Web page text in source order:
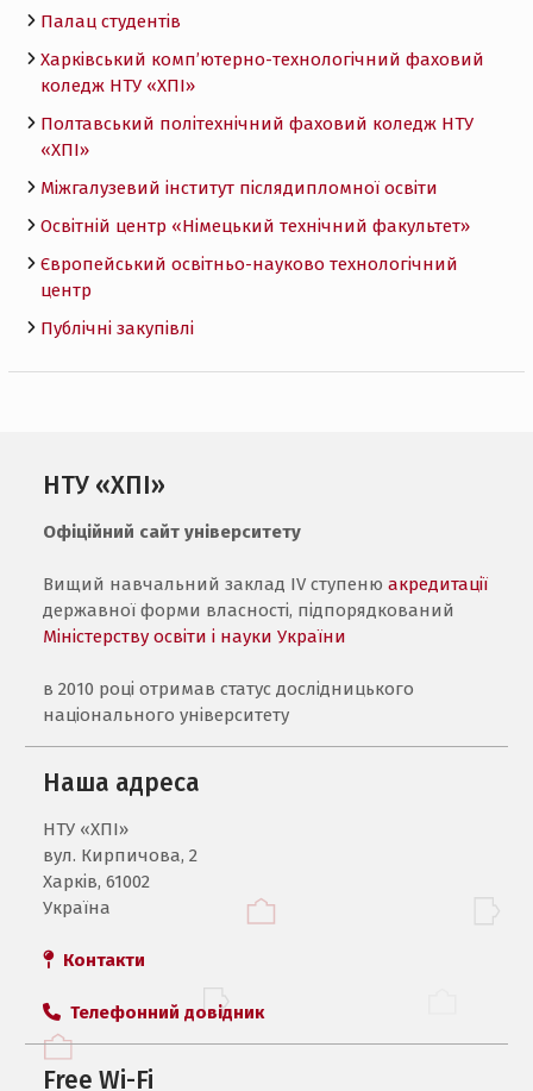
Палац студентів
Харківський комп’ютерно-технологічний фаховий
коледж НТУ «ХПI»
Полтавський політехнічний фаховий коледж НТУ
«ХПI»
Міжгалузевий інститут післядипломної освіти
Освітній центр «Німецький технічний факультет»
Європейський освітньо-науково технологічний
центр
Публічні закупівлі
НТУ «ХПІ»
Офіційний сайт університету
Вищий навчальний заклад IV ступенюакредитації
державної форми власності, підпорядкований
Міністерству освіти і науки України
в 2010 році отримав статус дослідницького
національного університету
Наша адреса
НТУ «ХПI»
вул. Кирпичова, 2
Харків, 61002
Україна
Контакти
Телефонний довідник
Free Wi-Fi